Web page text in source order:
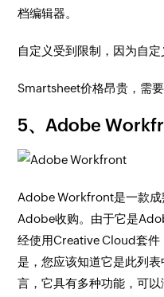
档编辑器。
自定义受到限制，因为自定
Smartsheet价格昂贵，需
5、Adobe
Adobe Workfront是一款
Adobe收购。由于它是
经使用Creative Cloud套件
是，您应该知道它是此列
言，它具有多种功能，可